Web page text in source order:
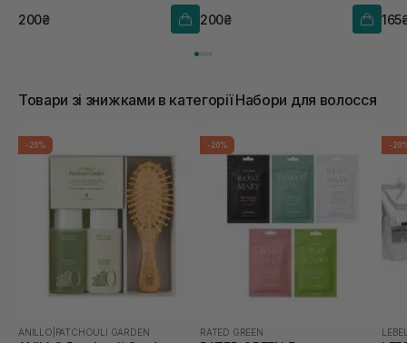
200₴ 200₴
Товари зі знижками в категорії Набори для волосся
-20%
ANILLO PATCHOULI GARDEN
-20%
RATED GREEN
-